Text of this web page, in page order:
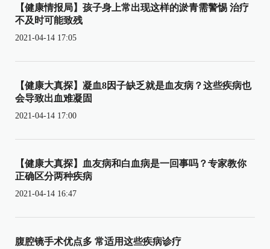
【健康情报局】孩子身上常出现这样的淤青需警惕 治疗
不及时可能致残
2021-04-14 17:05
【健康大真探】凝血8因子缺乏就是血友病？这些疾病也
会导致出血难凝固
2021-04-14 17:00
【健康大真探】血友病和白血病是一回事吗？专家教你
正确区分两种疾病
2021-04-14 16:47
腹腔镜手术优点多 常适用这些疾病诊疗